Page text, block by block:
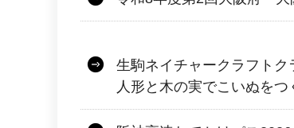
生駒ネイチャークラフトク
人形と木の実でこいぬをつ